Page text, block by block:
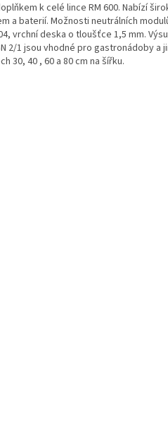
l
á
d
a
c
k celé lince RM 600. Nabízí
a baterií. Možnosti neutrálních
vrchní deska o tloušťce 1,5 mm.
2/1 jsou vhodné pro gastronádoby a
30, 40 , 60 a 80 cm na šířku.